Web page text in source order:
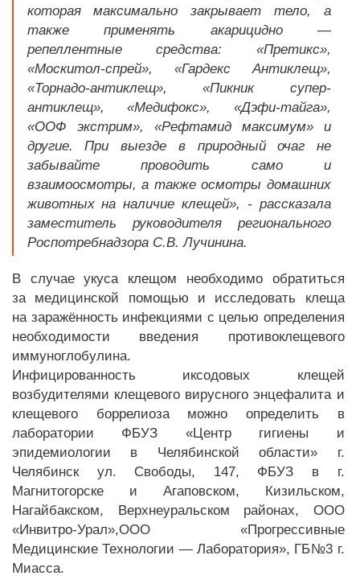
которая максимально закрывает тело, а
также применять акарицидно —
репеллентные средства: «Претикс»,
«Москитол-спрей», «Гардекс Антиклещ»,
«Торнадо-антиклещ», «Пикник супер-
антиклещ», «Медифокс», «Дэфи-тайга»,
«ООФ экстрим», «Рефтамид максимум» и
другие. При выезде в природный очаг не
забывайте проводить само и
взаимоосмотры, а также осмотры домашних
животных на наличие клещей», - рассказала
заместитель руководителя регионального
Роспотребнадзора С.В. Лучинина.
В случае укуса клещом необходимо обратиться
за медицинской помощью и исследовать клеща
на заражённость инфекциями с целью определения
необходимости введения противоклещевого
иммуноглобулина.
Инфицированность иксодовых клещей
возбудителями клещевого вирусного энцефалита и
клещевого боррелиоза можно определить в
лаборатории ФБУЗ «Центр гигиены и
эпидемиологии в Челябинской области» г.
Челябинск ул. Свободы, 147, ФБУЗ в г.
Магнитогорске и Агаповском, Кизильском,
Нагайбакском, Верхнеуральском районах, ООО
«Инвитро-Урал»,ООО «Прогрессивные
Медицинские Технологии — Лаборатория», ГБ№3 г.
Миасса.